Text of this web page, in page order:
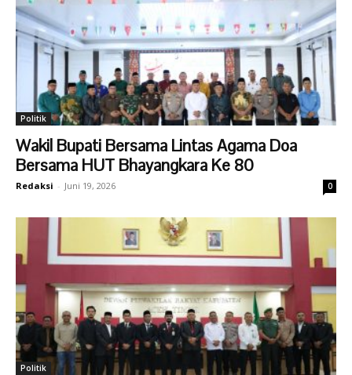
Politik
Wakil Bupati Bersama Lintas Agama Doa
Bersama HUT Bhayangkara Ke 80
Redaksi - Juni 19, 2026 0
Politik